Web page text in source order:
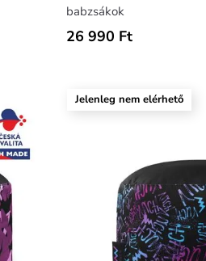
babzsákok
26 990 Ft
Jelenleg nem elérhető